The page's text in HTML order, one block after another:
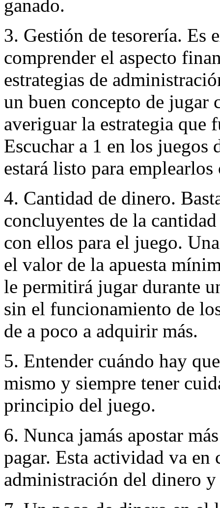
ganado.
3. Gestión de tesorería. Es
comprender el aspecto
estrategias de
un buen concepto de jugar
averiguar la estrategia que
Escuchar a 1 en los juegos
estará listo para
4. Cantidad de dinero.
concluyentes de la
con ellos para el juego.
el valor de la apuesta
le permitirá jugar durante
sin el funcionamiento de
de a poco a adquirir más.
5. Entender cuándo hay
mismo y siempre tener
principio del juego.
6. Nunca jamás apostar
pagar. Esta actividad va en
administración del dinero